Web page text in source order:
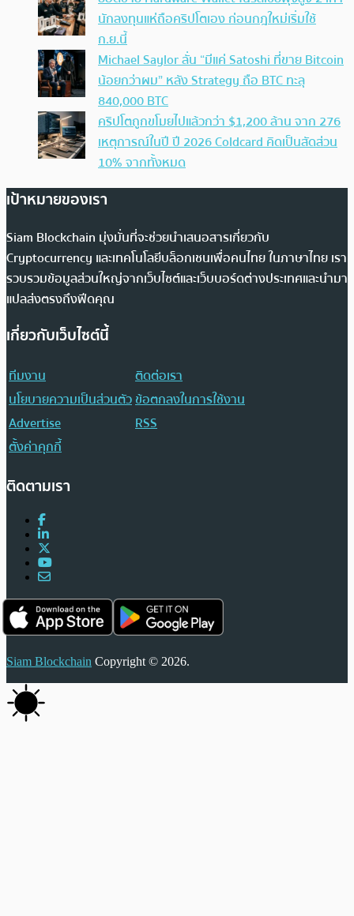
นักลงทุนแห่ถือคริปโตเอง ก่อนกฎใหม่เริ่มใช้
ก.ย.นี้
Michael Saylor ลั่น “มีแค่ Satoshi ที่ขาย Bitcoin
น้อยกว่าผม” หลัง Strategy ถือ BTC ทะลุ
840,000 BTC
คริปโตถูกขโมยไปแล้วกว่า $1,200 ล้าน จาก 276
เหตุการณ์ในปี ปี 2026 Coldcard คิดเป็นสัดส่วน
10% จากทั้งหมด
เป้าหมายของเรา
Siam Blockchain มุ่งมั่นที่จะช่วยนำเสนอสารเกี่ยวกับ
Cryptocurrency และเทคโนโลยีบล็อกเชนเพื่อคนไทย ในภาษาไทย เรา
รวบรวมข้อมูลส่วนใหญ่จากเว็บไซต์และเว็บบอร์ดต่างประเทศและนำมา
แปลส่งตรงถึงฟีดคุณ
เกี่ยวกับเว็บไซต์นี้
ทีมงาน
ติดต่อเรา
นโยบายความเป็นส่วนตัวข้อตกลงในการใช้งาน
Advertise
RSS
ตั้งค่าคุกกี้
ติดตามเรา
Siam Blockchain Copyright © 2026.